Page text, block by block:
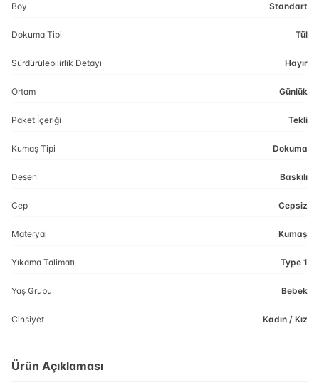
Boy Standart
Dokuma Tipi Tül
Sürdürülebilirlik Detayı Hayır
Ortam Günlük
Paket İçeriği Tekli
Kumaş Tipi Dokuma
Desen Baskılı
Cep Cepsiz
Materyal Kumaş
Yıkama Talimatı Type 1
Yaş Grubu Bebek
Cinsiyet Kadın / Kız
Ürün Açıklaması